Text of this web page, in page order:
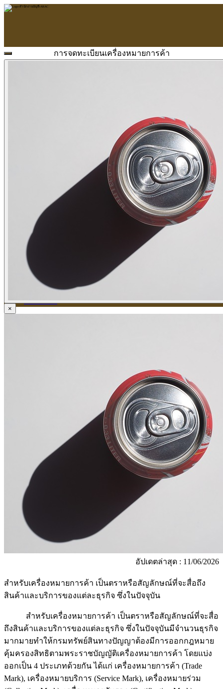
บริการวางระบบบัญชี
ที่ปรึกษาวางแผนภาษีอากร
จัดทำเงินเดือน
จดทะเบียนธุรกิจ
บริการ E-Filing
ข่าวสารบัญชี
ข่าวไอที
ติดต่อเรา
การจดทะเบียนเครื่องหมายการค้า
×
อัปเดตล่าสุด : 11/06/2026
สำหรับเครื่องหมายการค้า เป็นตราหรือสัญลักษณ์ที่จะสื่อถึง
สินค้าและบริการของแต่ละธุรกิจ ซึ่งในปัจจุบัน
สำหรับเครื่องหมายการค้า เป็นตราหรือสัญลักษณ์ที่จะสื่อ
ถึงสินค้าและบริการของแต่ละธุรกิจ ซึ่งในปัจจุบันมีจำนวนธุรกิจ
มากมายทำให้กรมทรัพย์สินทางปัญญาต้องมีการออกกฎหมาย
คุ้มครองสิทธิตามพระราชบัญญัติเครื่องหมายการค้า โดยแบ่ง
ออกเป็น 4 ประเภทด้วยกัน ได้แก่ เครื่องหมายการค้า (Trade
Mark), เครื่องหมายบริการ (Service Mark), เครื่องหมายร่วม